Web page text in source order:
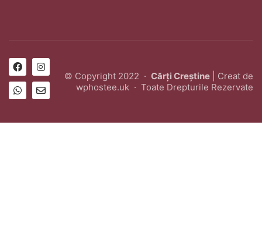
© Copyright 2022 · Cărți Creștine | Creat de
wphostee.uk · Toate Drepturile Rezervate